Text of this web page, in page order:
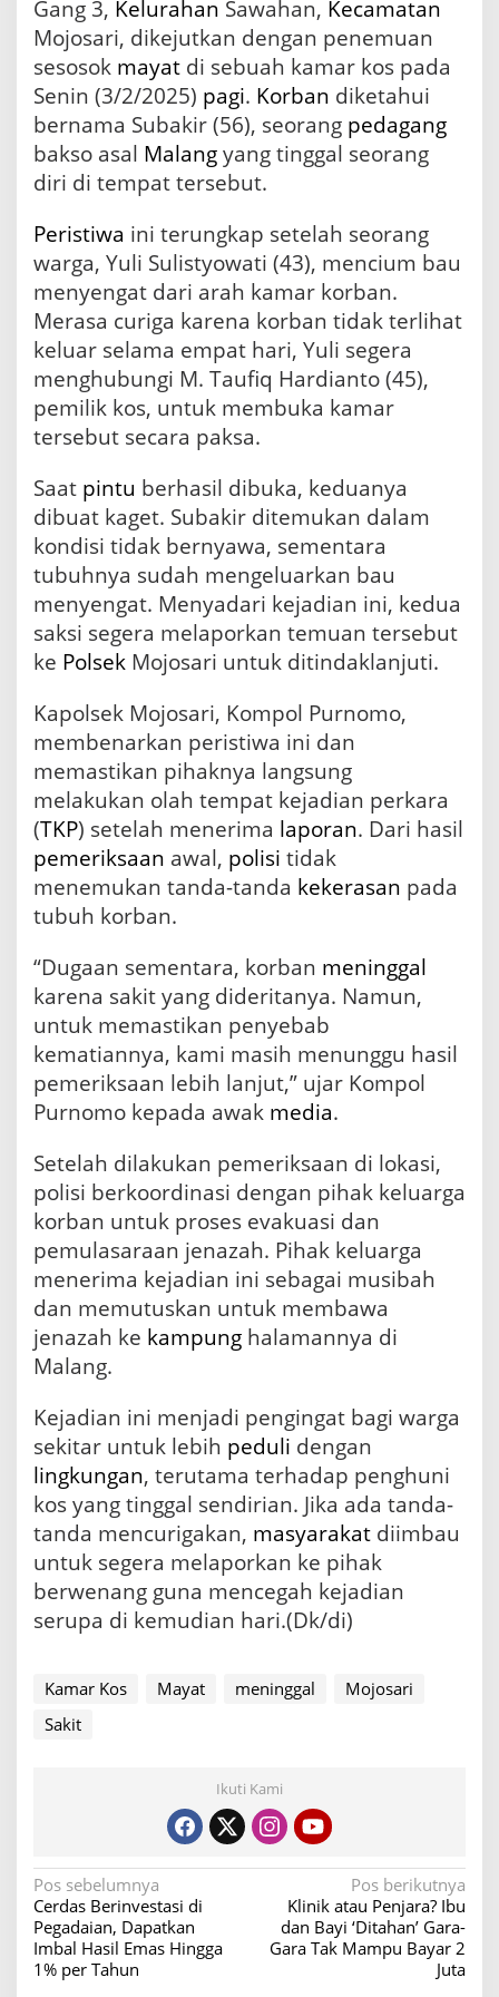
!
D
d
u
g
M
e
i
n
g
g
a
l
k
a
e
n
S
a
k
i
t
Gang 3, Kelurahan Sawahan, Kecamatan
Mojosari, dikejutkan dengan penemuan
sesosok mayat di sebuah kamar kos pada
Senin (3/2/2025) pagi. Korban diketahui
bernama Subakir (56), seorang pedagang
bakso asal Malangyang tinggal seorang
diri di tempat tersebut.
Peristiwa ini terungkap setelah seorang
warga, Yuli Sulistyowati (43), mencium bau
menyengat dari arah kamar korban.
Merasa curiga karena korban tidak terlihat
keluar selama empat hari, Yuli segera
menghubungi M. Taufiq Hardianto (45),
pemilik kos, untuk membuka kamar
tersebut secara paksa.
Saat pintu berhasil dibuka, keduanya
dibuat kaget. Subakir ditemukan dalam
kondisi tidak bernyawa, sementara
tubuhnya sudah mengeluarkan bau
menyengat. Menyadari kejadian ini, kedua
saksi segera melaporkan temuan tersebut
ke Polsek Mojosari untuk ditindaklanjuti.
Kapolsek Mojosari, Kompol Purnomo,
membenarkan peristiwa ini dan
memastikan pihaknya langsung
melakukan olah tempat kejadian perkara
(TKP) setelah menerima laporan. Dari hasil
pemeriksaan awal, polisi tidak
menemukan tanda-tanda kekerasan pada
tubuh korban.
“Dugaan sementara, korban meninggal
karena sakit yang dideritanya. Namun,
untuk memastikan penyebab
kematiannya, kami masih menunggu hasil
pemeriksaan lebih lanjut,” ujar Kompol
Purnomo kepada awak media.
Setelah dilakukan pemeriksaan di lokasi,
polisi berkoordinasi dengan pihak keluarga
korban untuk proses evakuasi dan
pemulasaraan jenazah. Pihak keluarga
menerima kejadian ini sebagai musibah
dan memutuskan untuk membawa
jenazah ke kampung halamannya di
Malang.
Kejadian ini menjadi pengingat bagi warga
sekitar untuk lebih peduli dengan
lingkungan, terutama terhadap penghuni
kos yang tinggal sendirian. Jika ada tanda-
tanda mencurigakan, masyarakat diimbau
untuk segera melaporkan ke pihak
berwenang guna mencegah kejadian
serupa di kemudian hari.(Dk/di)
Kamar Kos Mayat meninggal
Mojosari
Sakit
Ikuti Kami
N
a
v
i
Pos sebelumnya
Cerdas Berinvestasi di
Pegadaian, Dapatkan
Imbal Hasil Emas Hingga
1% per Tahun
Pos berikutnya
Klinik atau Penjara? Ibu
dan Bayi ‘Ditahan’ Gara-
Gara Tak Mampu Bayar 2
Juta